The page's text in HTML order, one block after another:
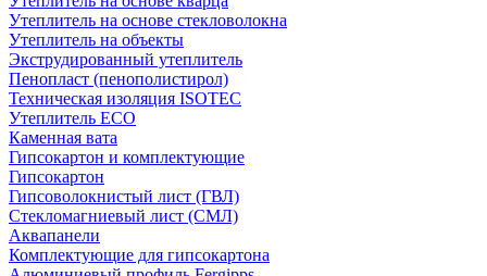
Утеплитель на основе стекловолокна
Утеплитель на объекты
Экструдированный утеплитель
Пенопласт (пенополистирол)
Техническая изоляция ISOTEC
Утеплитель ECO
Каменная вата
Гипсокартон и комплектующие
Гипсокартон
Гипсоволокнистый лист (ГВЛ)
Стекломагниевый лист (СМЛ)
Аквапанели
Комплектующие для гипсокартона